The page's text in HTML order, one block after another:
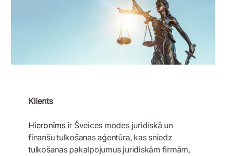
Klients
Hieronīmsir Šveices modes juridiskā un
finanšu tulkošanas aģentūra, kas sniedz
tulkošanas pakalpojumus juridiskām firmām,